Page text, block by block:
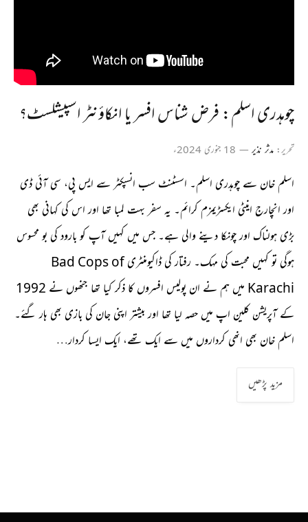
چوہدری اسلم: فرض شناس افسر یا انکاؤنٹر اسپیشلسٹ؟
تحریر: مدثر نذیر 18 جنوری 2024ء
اسلم خان سے چوہدری اسلم۔ اسسٹنٹ سب انسپکٹر سے ایس پی، سی آئی ڈی
اور انچارج اینٹی ایکسڑیمزم کرائم۔ یہ سفر بہت لمبا تھا اور اس کی کہانی بھی
بڑی ہولناک اور چونکا دینے والی ہے۔ جس میں کہیں آپ کو بارود کی بو محسوس
ہوگی تو کہیں محبت کی مہک۔ رفتار کی ڈاکیومنٹری Bad Cops of
Karachi میں ہم نے ان پولیس افسروں کا ذکر کیا تھا جنھوں نے 1992
کے آپریشن کلین اپ میں حصہ لیا تھا اور بیشتر اپنی جان کی بازی بھی ہار گئے۔
اسلم خان بھی انھی کرداروں میں سے ایک تھے، ایک ایسا کردار…
مزید پڑھیں